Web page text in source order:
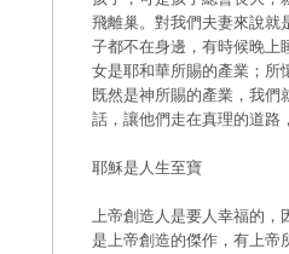
飛離巢。對我們夫妻來說就
子都不在身邊，有時候晚上
女是耶和華所賜的產業；所
既然是神所賜的產業，我
話，讓他們走在真理的道路
耶穌是人生至寶
上帝創造人是要人幸福的，
是上帝創造的傑作，有上帝